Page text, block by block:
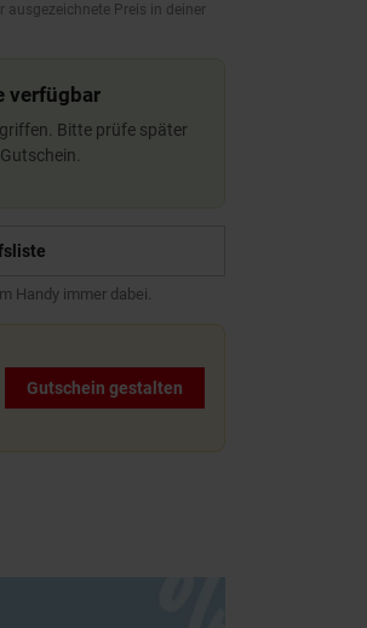
Preis in deiner
verfügbar
Bitte prüfe später
Handy immer dabei.
Gutschein gestalten